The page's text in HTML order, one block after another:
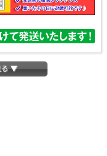
」を無料で取り付けて発送さ
られますと、コインが必要な
る ▼